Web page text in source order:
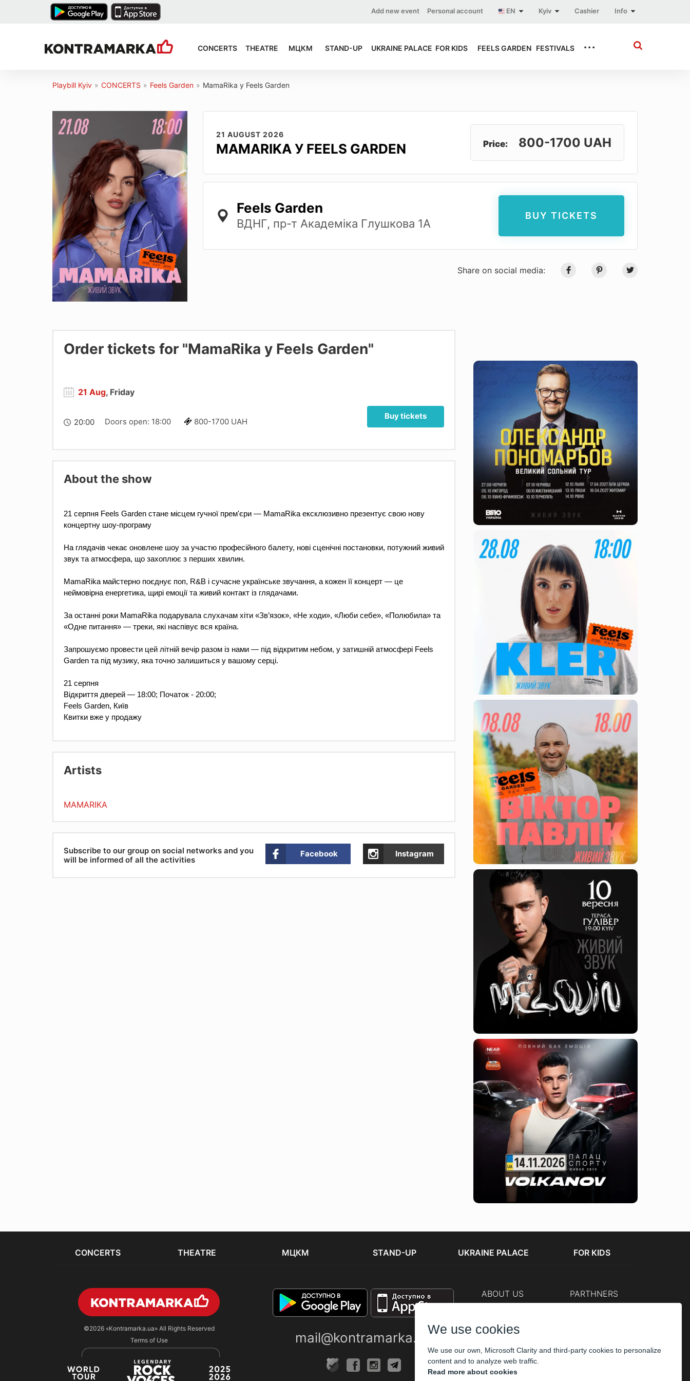
Info
Cashier
Kyiv
EN
Personal account
Add new event
CONCERTS THEATRE МЦКМ STAND-UP UKRAINE PALACE FOR KIDS FEELS GARDEN FESTIVALS ...
Playbill Kyiv » CONCERTS » Feels Garden » MamaRika у Feels Garden
21 AUGUST 2026
MAMARIKA У FEELS GARDEN Price: 800-1700 UAH
Feels Garden
ВДНГ, пр-т Академіка Глушкова 1А
BUY TICKETS
Share on social media:
Order tickets for "MamaRika у Feels Garden"
21 Aug, Friday
20:00 Doors open: 18:00 800-1700 UAH
Buy tickets
About the show
21 серпня Feels Garden стане місцем гучної прем'єри — MamaRika ексклюзивно презентує свою нову
концертну шоу-програму
На глядачів чекає оновлене шоу за участю професійного балету, нові сценічні постановки, потужний живий
звук та атмосфера, що захоплює з перших хвилин.
MamaRika майстерно поєднує поп, R&B і сучасне українське звучання, а кожен її концерт — це
неймовірна енергетика, щирі емоції та живий контакт із глядачами.
За останні роки MamaRika подарувала слухачам хіти «Зв’язок», «Не ходи», «Люби себе», «Полюбила» та
«Одне питання» — треки, які наспівує вся країна.
Запрошуємо провести цей літній вечір разом із нами — під відкритим небом, у затишній атмосфері Feels
Garden та під музику, яка точно залишиться у вашому серці.
Відкриття дверей — 18:00; Початок - 20:00;
Feels Garden, Київ
Квитки вже у продажу
Artists
MAMARIKA
Subscribe to our group on social networks and you
will be informed of all the activities
Facebook Instagram
CONCERTS THEATRE МЦКМ STAND-UP UKRAINE PALACE FOR KIDS
©2026 «Kontramarka.ua»All Rights Reserved
Terms of Use
mail@kontramarka.ua
ABOUT US PARTHNERS
We use cookies
We use our own, Microsoft Clarity and third-party cookies to personalize
content and to analyze web traffic.
Read more about cookies